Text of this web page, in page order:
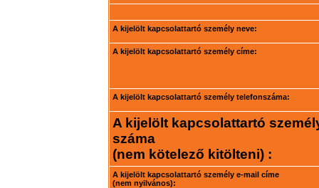
A kijelölt kapcsolattartó személy neve:
A kijelölt kapcsolattartó személy címe:
A kijelölt kapcsolattartó személy telefonszáma:
A kijelölt kapcsolattartó
száma
(nem kötelező kitölteni) :
A kijelölt kapcsolattartó személy e-mail címe
(nem nyilvános):